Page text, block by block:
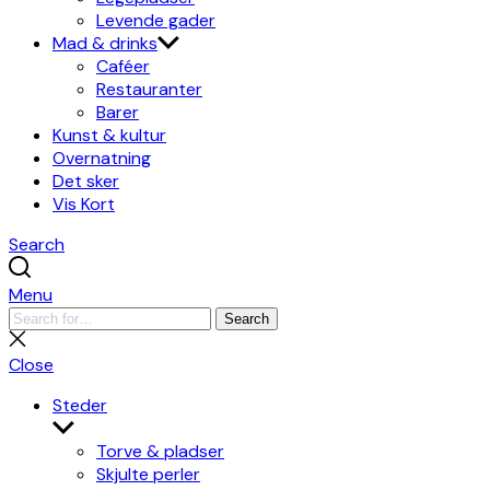
Levende gader
Mad & drinks
Caféer
Restauranter
Barer
Kunst & kultur
Overnatning
Det sker
Vis Kort
Search
Menu
Search
for:
Search
Close
search
Close
Steder
Show
sub
menu
Torve & pladser
Skjulte perler